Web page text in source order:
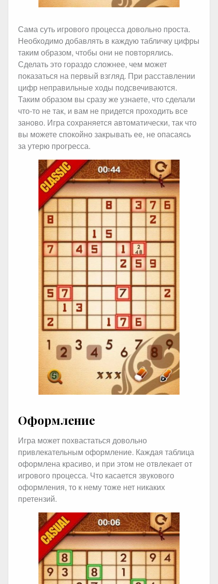
Сама суть игрового процесса довольно проста.
Необходимо добавлять в каждую табличку цифры
таким образом, чтобы они не повторялись.
Сделать это гораздо сложнее, чем может
показаться на первый взгляд. При расставлении
цифр неправильные ходы подсвечиваются.
Таким образом вы сразу же узнаете, что сделали
что-то не так, и вам не придется проходить все
заново. Игра сохраняется автоматически, так что
вы можете спокойно закрывать ее, не опасаясь
за утерю прогресса.
Оформление
Игра может похвастаться довольно
привлекательным оформление. Каждая таблица
оформлена красиво, и при этом не отвлекает от
игрового процесса. Что касается звукового
оформления, то к нему тоже нет никаких
претензий.